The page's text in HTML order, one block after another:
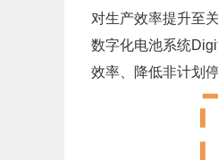
对生产效率提升至
数字化电池系统
效率、降低非计划